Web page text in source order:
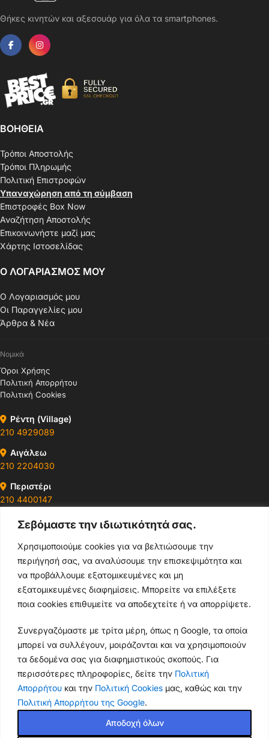
Σεβόμαστε την ιδιωτικότητά σας.
Χρησιμοποιούμε cookies για να βελτιώσουμε την
περιήγησή σας, να αναλύσουμε την επισκεψιμότητα και
να προβάλλουμε εξατομικευμένες και μη
εξατομικευμένες διαφημίσεις. Μπορείτε να επιλέξετε
ποια cookies επιθυμείτε να αποδεχτείτε ή να απορρίψετε.
Συνεργαζόμαστε με τρίτα μέρη, όπως η Google, τα οποία
μπορεί να συλλέγουν, μοιράζονται και να χρησιμοποιούν
τα δεδομένα σας για διαφημιστικούς σκοπούς. Για
περισσότερες πληροφορίες, δείτε την Πολιτική
Απορρήτου και την Πολιτική Cookies μας, καθώς και την
Πολιτική Απορρήτου της Google.
Αποδοχή όλων
Θήκες κινητών και αξεσουάρ για όλα τα smartphones.
ΒΟΗΘΕΙΑ
Τρόποι Αποστολής
Τρόποι Πληρωμής
Πολιτική Επιστροφών
Υπαναχώρηση από τη σύμβαση
Επιστροφές Box Now
Αναζήτηση Αποστολής
Επικοινωνήστε μαζί μας
Χάρτης Ιστοσελίδας
Ο ΛΟΓΑΡΙΑΣΜΟΣ ΜΟΥ
Ο Λογαριασμός μου
Οι Παραγγελίες μου
Άρθρα & Νέα
Νομικά
Όροι Χρήσης
Πολιτική Απορρήτου
Πολιτική Cookies
Ρέντη (Village)
210 4929089
Αιγάλεω
210 2204030
Περιστέρι
210 4400147
Ωράρια & Διευθύνσεις →
210 4929089
Κεντρικό τηλέφωνο
info@thikishop.gr
Δευ - Σάβ: 10:00 - 21:00
ΔΩΡΕΑΝ ΑΠΟΣΤΟΛΗ
για παραγγελίες άνω των 35€
Copyright 2025 Powered by ThikiShop.
για